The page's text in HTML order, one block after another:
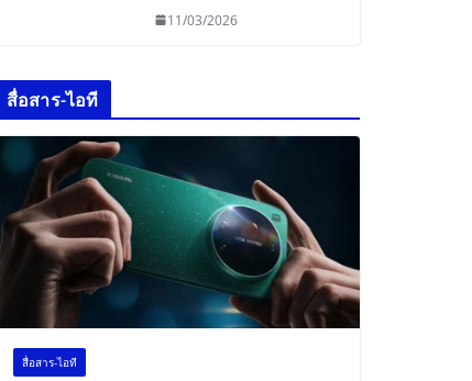
11/03/2026
สื่อสาร-ไอที
สื่อสาร-ไอที